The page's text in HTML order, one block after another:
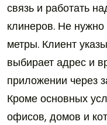
связь и работать
клинеров. Не
метры. Клиент
выбирает адрес и
приложении через
Кроме основных
офисов, домов и